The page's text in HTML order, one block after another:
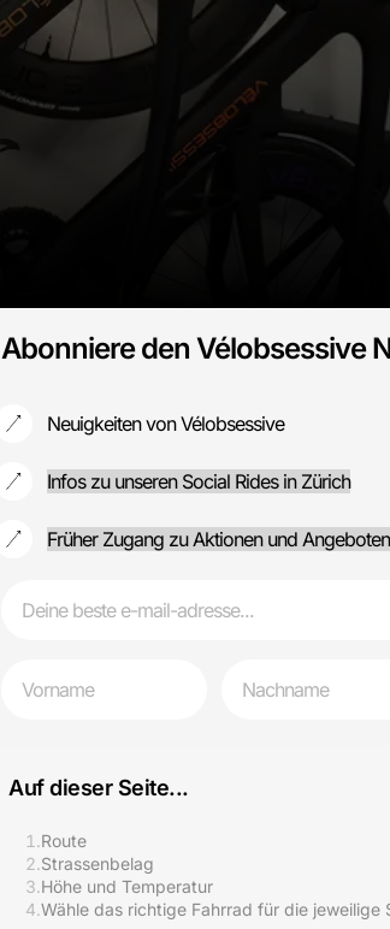
Abonniere den Vélobsessive
Neuigkeiten von Vélobsessive
Infos zu unseren Social Rides in Zürich
Früher Zugang zu Aktionen und Angeboten
Auf dieser Seite...
1.Route
2.Strassenbelag
3.Höhe und Temperatur
4.Wähle das richtige Fahrrad für die jeweilige